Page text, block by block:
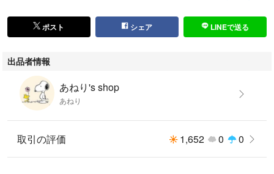
ポスト シェア LINEで送る
出品者情報
あねり's shop
あねり
取引の評価 1,652 0 0